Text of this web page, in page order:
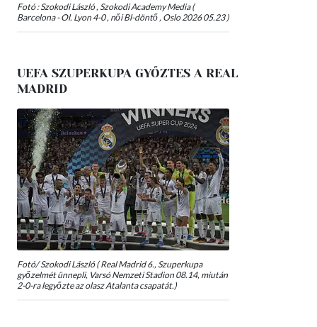
Fotó : Szokodi László , Szokodi Academy Media (
Barcelona - Ol. Lyon 4-0 , női Bl-döntő , Oslo 2026 05.23 )
UEFA SZUPERKUPA GYŐZTES A REAL
MADRID
Fotó/ Szokodi László ( Real Madrid 6., Szuperkupa
győzelmét ünnepli, Varsó Nemzeti Stadion 08.14, miután
2-0-ra legyőzte az olasz Atalanta csapatát.)